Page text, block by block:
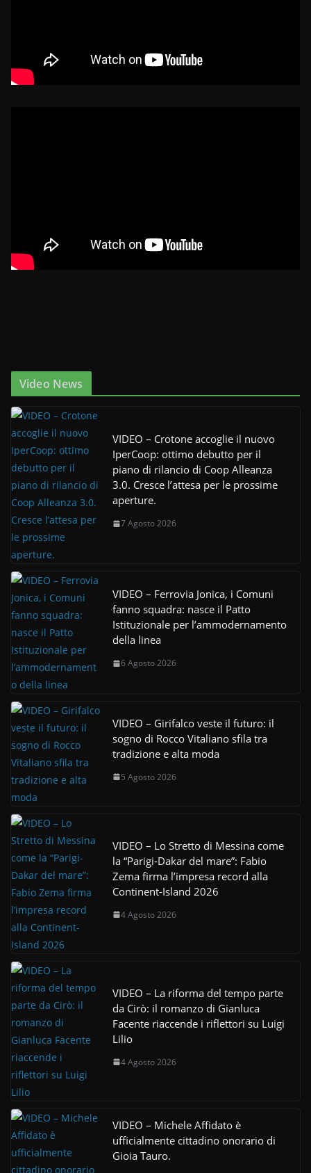
Video News
VIDEO – Crotone accoglie il nuovo
IperCoop: ottimo debutto per il
piano di rilancio di Coop Alleanza
3.0. Cresce l’attesa per le prossime
aperture.
7 Agosto 2026
VIDEO – Ferrovia Jonica, i Comuni
fanno squadra: nasce il Patto
Istituzionale per l’ammodernamento
della linea
6 Agosto 2026
VIDEO – Girifalco veste il futuro: il
sogno di Rocco Vitaliano sfila tra
tradizione e alta moda
5 Agosto 2026
VIDEO – Lo Stretto di Messina come
la “Parigi-Dakar del mare”: Fabio
Zema firma l’impresa record alla
Continent-Island 2026
4 Agosto 2026
VIDEO – La riforma del tempo parte
da Cirò: il romanzo di Gianluca
Facente riaccende i riflettori su Luigi
Lilio
4 Agosto 2026
VIDEO – Michele Affidato è
ufficialmente cittadino onorario di
Gioia Tauro.